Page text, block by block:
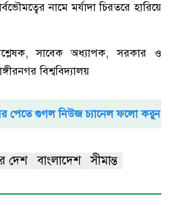
নামে মর্যাদা চিরতরে হারিয়ে
সাবেক অধ্যাপক, সরকার ও
বিশ্ববিদ্যালয়
পেতে গুগল নিউজ চ্যানেল ফলো করুন
দেশ বাংলাদেশ সীমান্ত